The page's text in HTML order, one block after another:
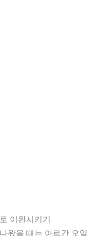
이완시키기
왔을 때는 아르간 오일